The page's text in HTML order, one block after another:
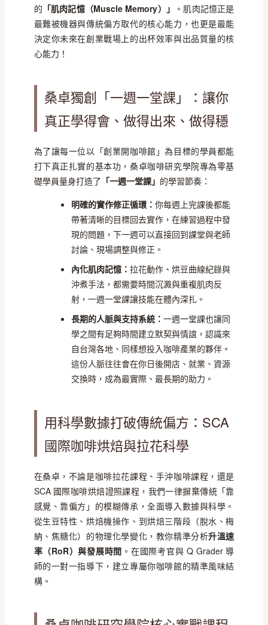
的 「肌肉記憶（Muscle Memory）」
。肌肉記憶正是
最難被機器與傳統偏方取代的核心能力，也更是最能
決定你未來在創業戰場上的出杯效率與出品質量的核
心能力！
桑卓獨創「一週一堂課」：讓你
真正學得會、做得出來、做得穩
為了讓每一位以「創業開咖啡館」為目標的學員都能
打下真正扎實的基本功，桑卓咖啡研究學院專為零基
礎學員量身打造了 「一週一堂課」 的學習節奏：
明確的實作修正循環： 你每週上完課後都能
帶著清晰的目標回去實作，在練習過程中發
現的問題，下一週可以直接回到課堂與老師
討論、現場調整與修正。
內化肌肉記憶： 拉花動作、烘豆曲線紀錄與
沖煮手法，都需要時間沉澱與重複肌肉反
射，一週一堂課讓技能在體內深扎。
長期的人脈與支持系統： 一週一堂課也讓同
學之間有足夠時間建立默契與情誼，認識來
自台灣各地、同樣想投入咖啡產業的夥伴。
這份人脈往往會在你日後開店、就業、資源
交換時，成為最實際、最長期的助力。
用科學數據打破傳統偏方：SCA
國際咖啡烘焙與拉花科學
在桑卓，不論是咖啡拉花課程、手沖咖啡課程，還是
SCA 國際咖啡烘焙證照課程，我們一律摒棄傳統「靠
感覺、靠偏方」的模糊傳承，全面導入數據與科學。
從生豆特性、烘焙機操作、到烘焙三階段（脫水、梅
納、焦糖化）的物理化學變化，教你精準分析升溫速
率（RoR）與發展時間 。在國際考官與 Q Grader 導
師的一對一指導下，建立專屬你咖啡館的精準風味結
構。